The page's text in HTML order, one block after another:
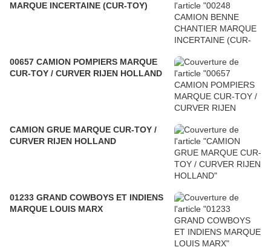
MARQUE INCERTAINE (CUR-TOY)
00657 CAMION POMPIERS MARQUE
CUR-TOY / CURVER RIJEN HOLLAND
CAMION GRUE MARQUE CUR-TOY /
CURVER RIJEN HOLLAND
01233 GRAND COWBOYS ET INDIENS
MARQUE LOUIS MARX